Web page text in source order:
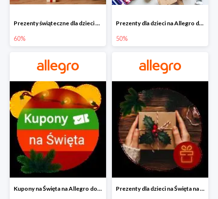
Prezenty świąteczne dla dzieci na Allegro do -60%
60%
Prezenty dla dzieci na Allegro do -50%
50%
Kupony na Święta na Allegro do -50 zł Prezenty dla dzieci na Święta na Allegro do -50%